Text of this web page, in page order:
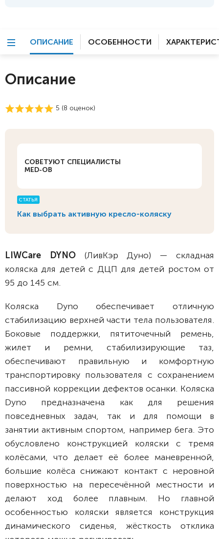
ОПИСАНИЕ ОСОБЕННОСТИ
Описание
5 (8 оценок)
СОВЕТУЮТ СПЕЦИАЛИСТЫ
MED-OB
СТАТЬЯ
Как выбрать активную кресло-коляску
LIWCare DYNO(ЛивКэр Дуно) — складная
коляска для детей с ДЦП для детей ростом от
95 до 145 см.
Коляска Dyno обеспечивает отличную
стабилизацию верхней части тела пользователя.
Боковые поддержки, пятиточечный ремень,
жилет и ремни, стабилизирующие таз,
обеспечивают правильную и комфортную
транспортировку пользователя с сохранением
пассивной коррекции дефектов осанки. Коляска
Dyno предназначена как для решения
повседневных задач, так и для помощи в
занятии активным спортом, например бега. Это
обусловлено конструкцией коляски с тремя
колёсами, что делает её более маневренной,
большие колёса снижают контакт с неровной
поверхностью на пересечённой местности и
делают ход более плавным. Но главной
особенностью коляски является конструкция
динамического сиденья, жёсткость отклика